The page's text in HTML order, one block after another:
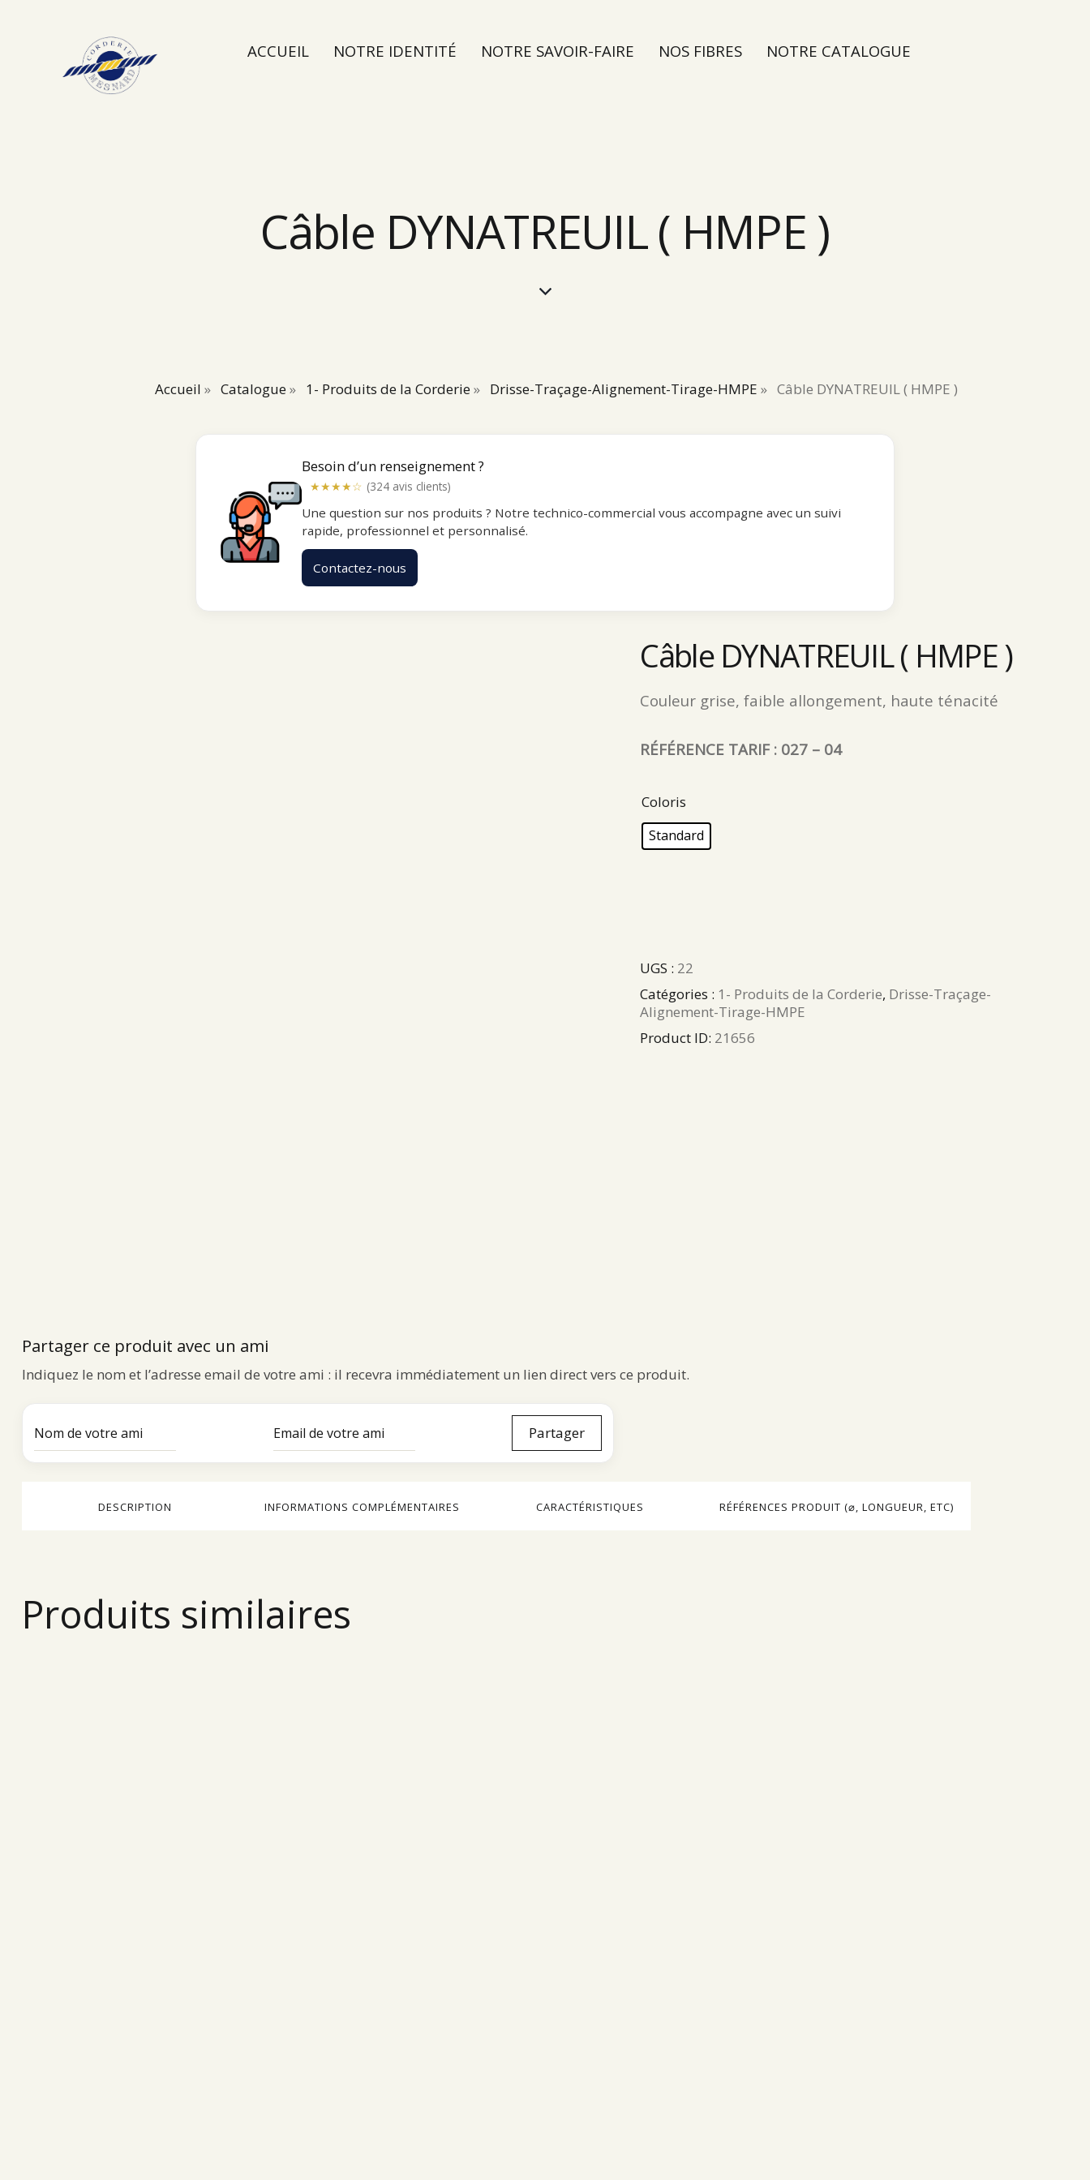
ACCUEIL NOTRE IDENTITÉ NOTRE SAVOIR-FAIRE NOS FIBRES NOTRE CATALOGUE
Câble DYNATREUIL ( HMPE )
Accueil » Catalogue» 1- Produits de la Corderie» Drisse-Traçage-Alignement-Tirage-HMPE » Câble DYNATREUIL ( HMPE )
Besoin d’un renseignement ?
★★★★☆ (324 avis clients)
Une question sur nos produits ? Notre technico-commercial vous accompagne avec un suivi
rapide, professionnel et personnalisé.
Contactez-nous
Câble DYNATREUIL ( HMPE )
Couleur grise, faible allongement, haute ténacité
RÉFÉRENCE TARIF : 027 – 04
Coloris
Standard
UGS : 22
Catégories : 1- Produits de la Corderie, Drisse-Traçage-
Alignement-Tirage-HMPE
Product ID: 21656
Partager ce produit avec un ami
Indiquez le nom et l’adresse email de votre ami : il recevra immédiatement un lien direct vers ce produit.
DESCRIPTION INFORMATIONS COMPLÉMENTAIRES CARACTÉRISTIQUES RÉFÉRENCES PRODUIT (⌀, LONGUEUR, ETC)
Produits similaires